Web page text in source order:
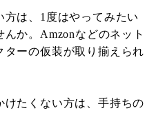
は、1度はやってみたい
か。Amzonなどのネット
ーの仮装が取り揃えられ
たくない方は、手持ちの